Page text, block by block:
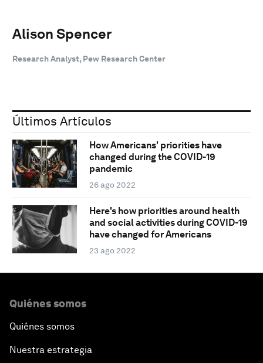
Alison Spencer
Research Analyst, Pew Research Center
Últimos Artículos
How Americans' priorities have
changed during the COVID-19
pandemic
26 ago 2022
Here's how priorities around health
and social activities during COVID-19
have changed for Americans
23 ago 2022
Quiénes somos
Quiénes somos
Nuestra estrategia